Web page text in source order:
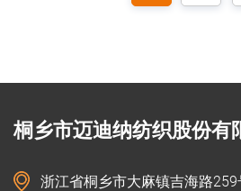
桐乡市迈迪纳纺织股份有
浙江省桐乡市大麻镇吉海路259